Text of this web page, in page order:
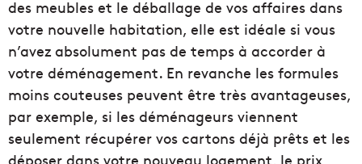
des meubles et le déballage de vos affaires dans
votre nouvelle habitation, elle est idéale si vous
n’avez absolument pas de temps à accorder à
votre déménagement. En revanche les formules
moins couteuses peuvent être très avantageuses,
par exemple, si les déménageurs viennent
seulement récupérer vos cartons déjà prêts et les
déposer dans votre nouveau logement, le prix